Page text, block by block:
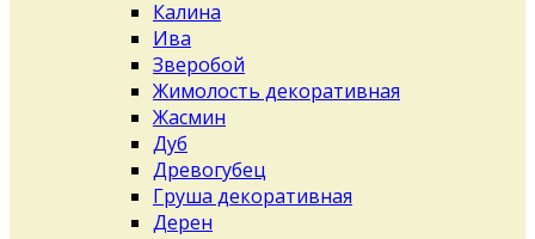
Калина
Ива
Зверобой
Жимолость декоративная
Жасмин
Дуб
Древогубец
Груша декоративная
Дерен